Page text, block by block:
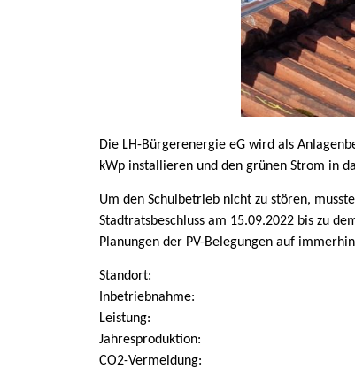
Die LH-Bürgerenergie eG wird als
kWp installieren und den grünen Strom in
Um den Schulbetrieb nicht zu stören,
Stadtratsbeschluss am 15.09.2022 bis zu
Planungen der PV-Belegungen auf
Standort:
Inbetriebnahme:
Leistung:
Jahresproduktion:
CO2-Vermeidung: